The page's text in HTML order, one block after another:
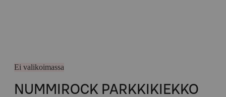
Ei valikoimassa
NUMMIROCK PARKKIKIEKKO